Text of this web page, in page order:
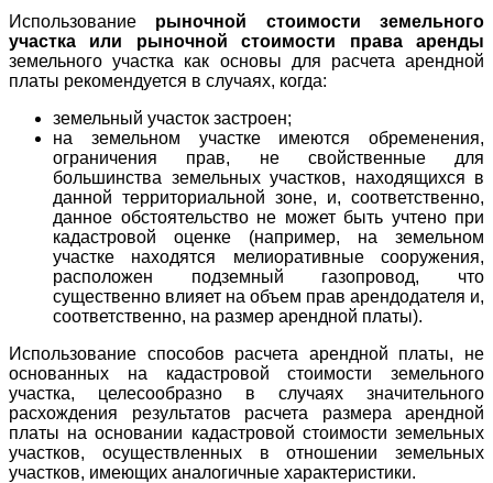
Использование рыночной стоимости земельного
участка или рыночной стоимости права аренды
земельного участка как основы для расчета арендной
платы рекомендуется в случаях, когда:
земельный участок застроен;
на земельном участке имеются обременения,
ограничения прав, не свойственные для
большинства земельных участков, находящихся в
данной территориальной зоне, и, соответственно,
данное обстоятельство не может быть учтено при
кадастровой оценке (например, на земельном
участке находятся мелиоративные сооружения,
расположен подземный газопровод, что
существенно влияет на объем прав арендодателя и,
соответственно, на размер арендной платы).
Использование способов расчета арендной платы, не
основанных на кадастровой стоимости земельного
участка, целесообразно в случаях значительного
расхождения результатов расчета размера арендной
платы на основании кадастровой стоимости земельных
участков, осуществленных в отношении земельных
участков, имеющих аналогичные характеристики.